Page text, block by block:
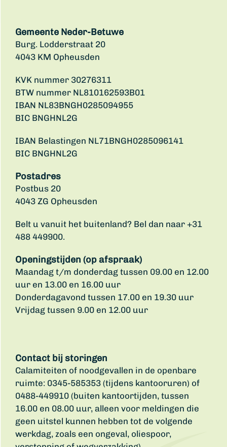
Gemeente Neder-Betuwe
Burg. Lodderstraat 20
4043 KM Opheusden
KVK nummer 30276311
BTW nummer NL810162593B01
IBAN NL83BNGH0285094955
BIC BNGHNL2G
IBAN Belastingen NL71BNGH0285096141
BIC BNGHNL2G
Postadres
Postbus 20
4043 ZG Opheusden
Belt u vanuit het buitenland? Bel dan naar +31
488 449900.
Openingstijden (op afspraak)
Maandag t/m donderdag tussen 09.00 en 12.00
uur en 13.00 en 16.00 uur
Donderdagavond tussen 17.00 en 19.30 uur
Vrijdag tussen 9.00 en 12.00 uur
Contact bij storingen
Calamiteiten of noodgevallen in de openbare
ruimte: 0345-585353 (tijdens kantooruren) of
0488-449910 (buiten kantoortijden, tussen
16.00 en 08.00 uur, alleen voor meldingen die
geen uitstel kunnen hebben tot de volgende
werkdag, zoals een ongeval, oliespoor,